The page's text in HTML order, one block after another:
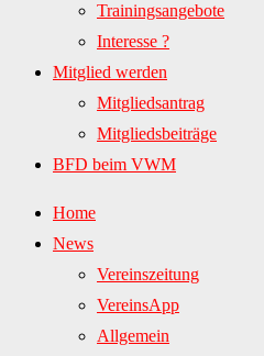
Trainingsangebote
Interesse ?
Mitglied werden
Mitgliedsantrag
Mitgliedsbeiträge
BFD beim VWM
Home
News
Vereinszeitung
VereinsApp
Allgemein